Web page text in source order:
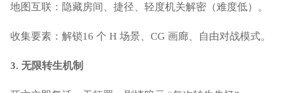
地图互联：隐藏房间、捷径、轻度机关解密（难度低）。
收集要素：解锁16 个 H 场景、CG 画廊、自由对战模式。
3. 无限转生机制